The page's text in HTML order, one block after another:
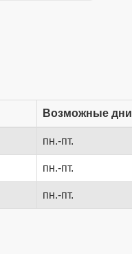
Возможные дни
пн.-пт.
пн.-пт.
пн.-пт.